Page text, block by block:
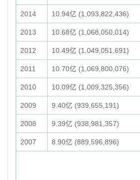
2014 10.94亿 (1,093,822,436)
2013 10.68亿 (1,068,050,014)
2012 10.49亿 (1,049,051,691)
2011 10.70亿 (1,069,800,076)
2010 10.09亿 (1,009,325,356)
2009 9.40亿 (939,655,191)
2008 9.39亿 (938,981,357)
2007 8.90亿 (889,596,896)